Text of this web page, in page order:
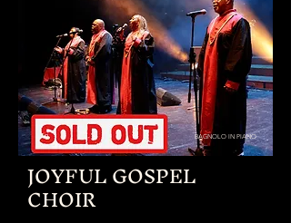
BAGNOLO IN PIANO
JOYFUL GOSPEL
CHOIR